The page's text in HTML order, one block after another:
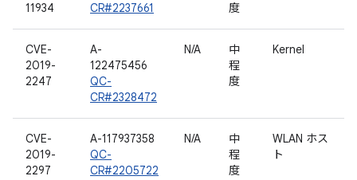
11934
CR#2237661
度
CVE-
2019-
2247
A-
122475456
QC-
CR#2328472
N/A
中
程
度
Kernel
CVE-
2019-
2297
A-117937358
QC-
CR#2205722
N/A
中
程
度
WLAN ホス
ト